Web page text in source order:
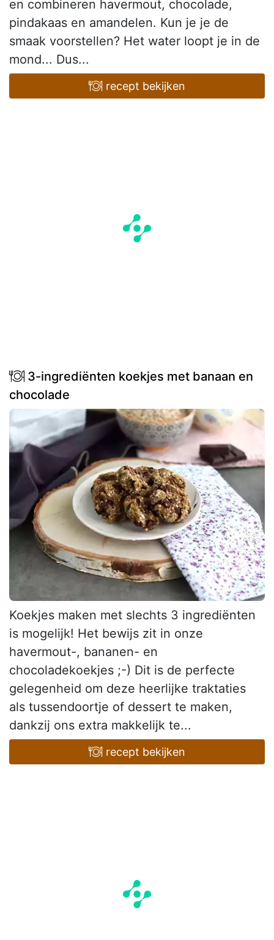
en combineren havermout, chocolade,
pindakaas en amandelen. Kun je je de
smaak voorstellen? Het water loopt je in de
mond... Dus...
recept bekijken
3-ingrediënten koekjes met banaan en
chocolade
Koekjes maken met slechts 3 ingrediënten
is mogelijk! Het bewijs zit in onze
havermout-, bananen- en
chocoladekoekjes ;-) Dit is de perfecte
gelegenheid om deze heerlijke traktaties
als tussendoortje of dessert te maken,
dankzij ons extra makkelijk te...
recept bekijken